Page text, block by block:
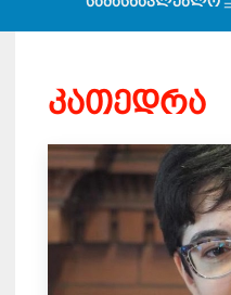
ᲙᲐᲗᲔᲓᲠᲐ